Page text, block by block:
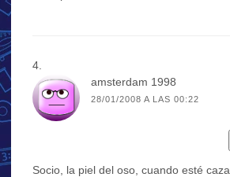
amsterdam 1998
28/01/2008 A LAS 00:22
Socio, la piel del oso, cuando esté